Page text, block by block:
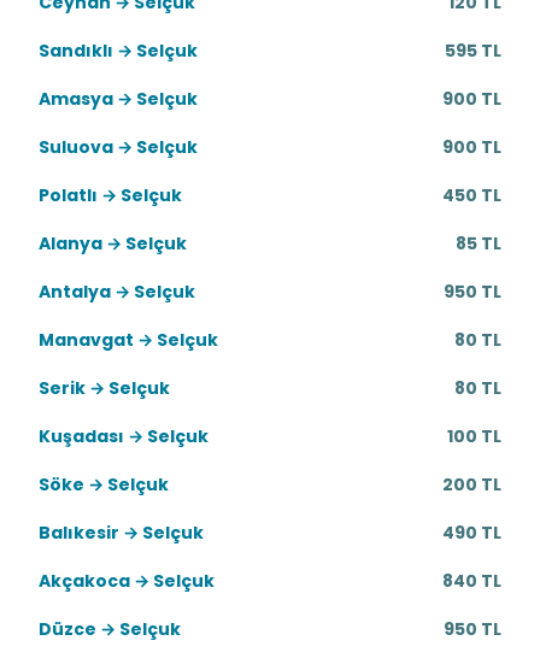
Sandıklı → Selçuk
595 TL
Amasya → Selçuk
900 TL
Suluova → Selçuk
900 TL
Polatlı → Selçuk
450 TL
Alanya → Selçuk
85 TL
Antalya → Selçuk
950 TL
Manavgat → Selçuk
80 TL
Serik → Selçuk
80 TL
Kuşadası → Selçuk
100 TL
Söke → Selçuk
200 TL
Balıkesir → Selçuk
490 TL
Akçakoca → Selçuk
840 TL
Düzce → Selçuk
950 TL